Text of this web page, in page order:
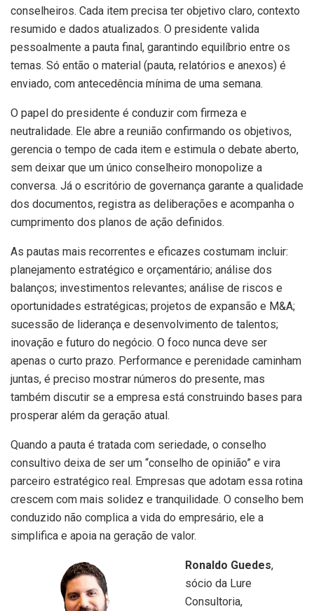
conselheiros. Cada item precisa ter objetivo claro, contexto
resumido e dados atualizados. O presidente valida
pessoalmente a pauta final, garantindo equilíbrio entre os
temas. Só então o material (pauta, relatórios e anexos) é
enviado, com antecedência mínima de uma semana.
O papel do presidente é conduzir com firmeza e
neutralidade. Ele abre a reunião confirmando os objetivos,
gerencia o tempo de cada item e estimula o debate aberto,
sem deixar que um único conselheiro monopolize a
conversa. Já o escritório de governança garante a qualidade
dos documentos, registra as deliberações e acompanha o
cumprimento dos planos de ação definidos.
As pautas mais recorrentes e eficazes costumam incluir:
planejamento estratégico e orçamentário; análise dos
balanços; investimentos relevantes; análise de riscos e
oportunidades estratégicas; projetos de expansão e M&A;
sucessão de liderança e desenvolvimento de talentos;
inovação e futuro do negócio. O foco nunca deve ser
apenas o curto prazo. Performance e perenidade caminham
juntas, é preciso mostrar números do presente, mas
também discutir se a empresa está construindo bases para
prosperar além da geração atual.
Quando a pauta é tratada com seriedade, o conselho
consultivo deixa de ser um “conselho de opinião” e vira
parceiro estratégico real. Empresas que adotam essa rotina
crescem com mais solidez e tranquilidade. O conselho bem
conduzido não complica a vida do empresário, ele a
simplifica e apoia na geração de valor.
Ronaldo Guedes,
sócio da Lure
Consultoria,